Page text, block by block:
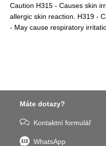
Caution H315 - Causes skin
allergic skin reaction. H319 -
- May cause respiratory
Máte dotazy?
Kontaktní formulář
WhatsApp